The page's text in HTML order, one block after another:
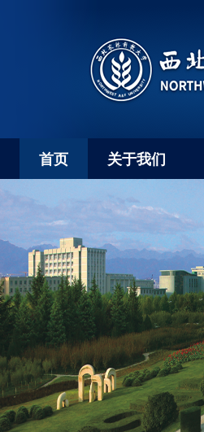
首页 关于我们